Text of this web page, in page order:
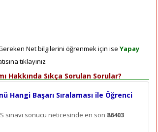
Net bilgilerini öğrenmek için ise Yapay
tıklayınız
Hakkında Sıkça Sorulan Sorular?
Hangi Başarı Sıralaması ile Öğrenci
sınavı sonucu neticesinde en son 86403